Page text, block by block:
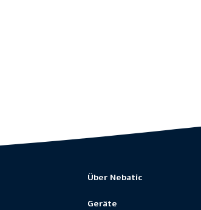
Über Nebatic
Geräte